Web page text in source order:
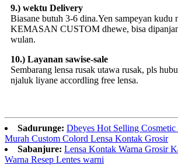
9.) wektu Delivery
Biasane butuh 3-6 dina.Yen sampeyan kudu
KEMASAN CUSTOM dhewe, bisa
wulan.
10.) Layanan sawise-sale
Sembarang lensa rusak utawa rusak, pls
njaluk liyane accordling free lensa.
Sadurunge: Dbeyes Hot Selling
Murah Custom Colord Lensa Kontak Grosir
Sabanjure: Lensa Kontak Warna Grosir
Warna Resep Lentes warni